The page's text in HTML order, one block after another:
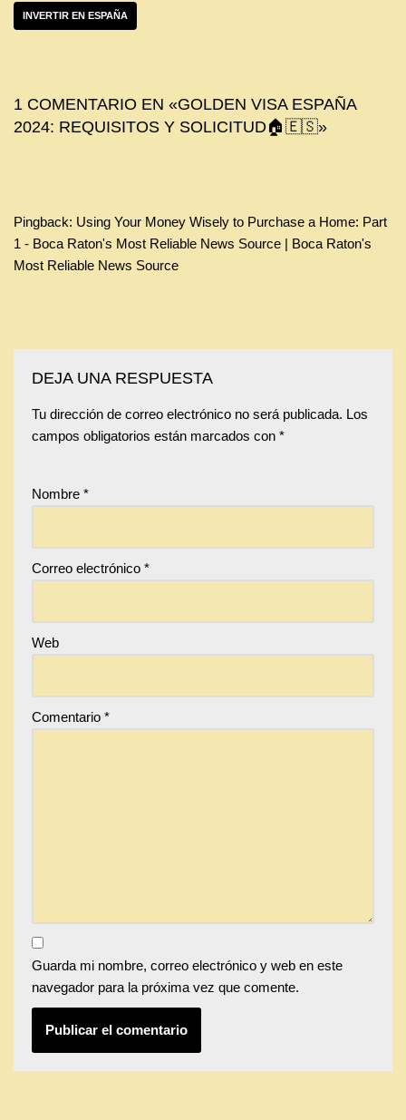
INVERTIR EN ESPAÑA
1 COMENTARIO EN «GOLDEN VISA ESPAÑA
2024: REQUISITOS Y SOLICITUD🏠🇪🇸»
Pingback: Using Your Money Wisely to Purchase a Home: Part
1 - Boca Raton's Most Reliable News Source | Boca Raton's
Most Reliable News Source
DEJA UNA RESPUESTA
Tu dirección de correo electrónico no será publicada. Los
campos obligatorios están marcados con *
Nombre *
Correo electrónico *
Web
Comentario *
Guarda mi nombre, correo electrónico y web en este
navegador para la próxima vez que comente.